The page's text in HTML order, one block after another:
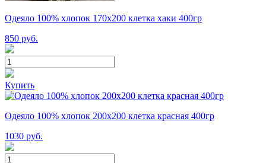
Одеяло 100% хлопок 170x200 клетка хаки 400гр
850 руб.
Купить
Одеяло 100% хлопок 200x200 клетка красная 400гр
1030 руб.